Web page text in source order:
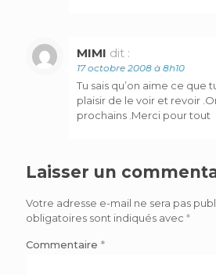
MIMI dit :
17 octobre 2008 à 8h10
Tu sais qu’on aime ce que
plaisir de le voir et revoir
prochains .Merci pour tout
Laisser un
Votre adresse e-mail ne sera pas
obligatoires sont indiqués avec *
Commentaire *